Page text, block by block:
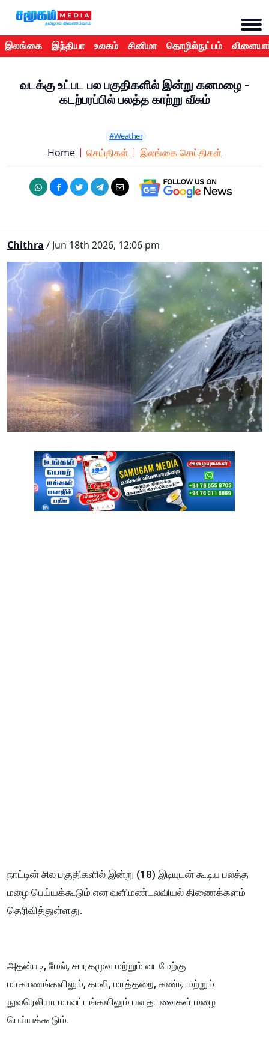
இலங்கை இந்தியா உலகம் சினிமா தொழில்நுட்பம்
வடக்கு உட்பட பல பகுதிகளில் இன்று கனமழை -
கடற்பரப்பில் பலத்த காற்று வீசும்
#Weather
Home செய்திகள் இலங்கை செய்திகள்
Chithra / Jun 18th 2026, 12:06 pm
நாட்டின் சில பகுதிகளில் இன்று (18) இடியுடன் கூடிய பலத்த
மழை பெய்யக்கூடும் என வளிமண்டலவியல் திணைக்களம்
தெரிவித்துள்ளது.
அதன்படி, மேல், சபரகமுவ மற்றும் வடமேற்கு
மாகாணங்களிலும், காலி, மாத்தறை, கண்டி மற்றும்
நுவரெலியா மாவட்டங்களிலும் பல தடவைகள் மழை
பெய்யக்கூடும்.